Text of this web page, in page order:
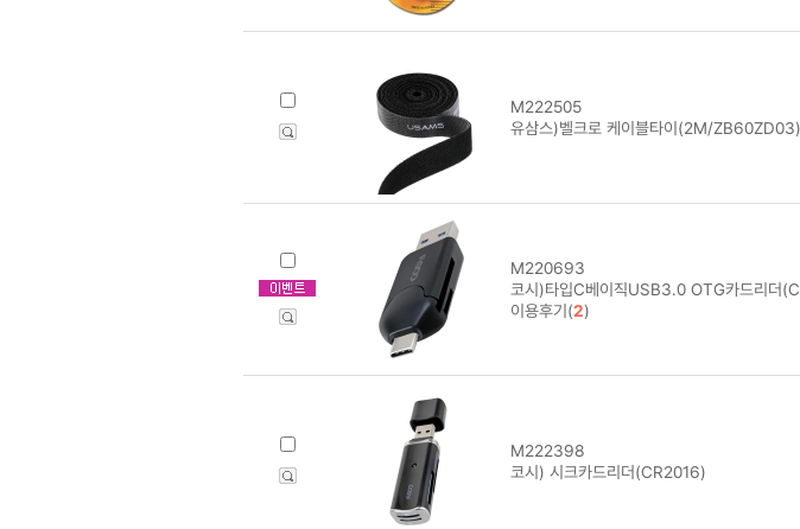
M222505
유삼스)벨크로 케이블타이(2M/ZB60ZD03)
M220693
코시)타입C베이직USB3.0 OTG카드리더
이용후기(2)
M222398
코시) 시크카드리더(CR2016)